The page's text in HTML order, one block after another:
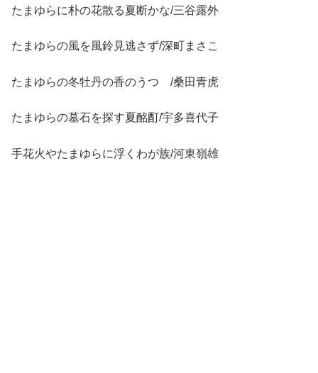
たまゆらに朴の花散る夏断かな/三谷露外
たまゆらの風を風鈴見逃さず/深町まさこ
たまゆらの冬牡丹の香のうつゝ/桑田青虎
たまゆらの墓石を探す夏酩酊/宇多喜代子
手花火やたまゆらに浮くわが族/河東嶺雄